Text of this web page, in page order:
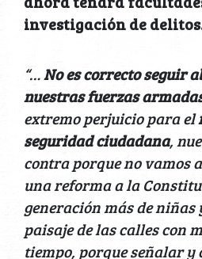
investigación de
“…No es correcto seguir
nuestras fuerzas
extremo perjuicio para el
seguridad ciudadana,
contra porque no vamos
una reforma a la
generación más de
paisaje de las calles con
tiempo, porque señalar y